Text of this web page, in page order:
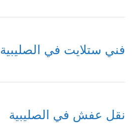
فني ستلايت في الصليبية
نقل عفش في الصليبية